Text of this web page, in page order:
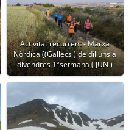
Activitat recurrent - Marxa
Nòrdica ((Gallecs ) de dilluns a
divendres 1ºsetmana ( JUN )